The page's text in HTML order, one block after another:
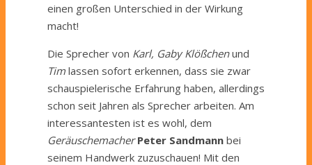
einen großen Unterschied in der Wirkung
macht!
Die Sprecher von Karl, Gaby Klößchenund
Tim lassen sofort erkennen, dass sie zwar
schauspielerische Erfahrung haben, allerdings
schon seit Jahren als Sprecher arbeiten. Am
interessantesten ist es wohl, dem
Geräuschemacher Peter Sandmann bei
seinem Handwerk zuzuschauen! Mit den